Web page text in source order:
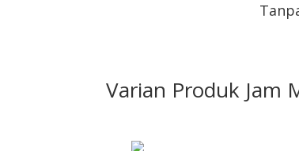
Varian Produk Jam